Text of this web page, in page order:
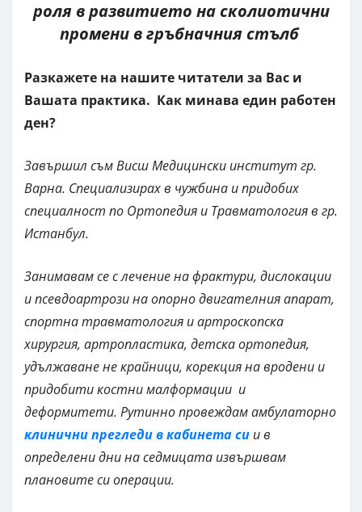
роля в развитието на сколиотични
промени в гръбначния стълб
Разкажете на нашите читатели за Вас и
Вашата практика. Как минава един работен
ден?
Завършил съм Висш Медицински институт гр.
Варна. Специализирах в чужбина и придобих
специалност по Ортопедия и Травматология в гр.
Истанбул.
Занимавам се с лечение на фрактури, дислокации
и псевдоартрози на опорно двигателния апарат,
спортна травматология и артроскопска
хирургия, артропластика, детска ортопедия,
удължаване не крайници, корекция на вродени и
придобити костни малформации и
деформитети. Рутинно провеждам амбулаторно
клинични прегледи в кабинета си и в
определени дни на седмицата извършвам
плановите си операции.